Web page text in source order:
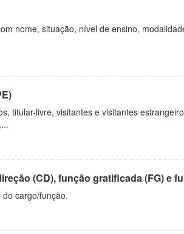
nome, situação, nível de ensino,
titular-livre, visitantes e visitantes
(CD), função gratificada (FG) e
cargo/função.